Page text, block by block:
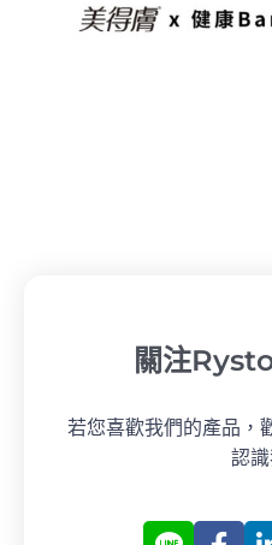
關注
若您喜歡我們的產品，
認